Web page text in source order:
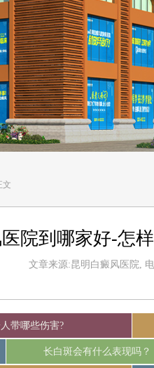
文
院到哪家好-怎
文章来源:昆明白癜风医院,
带哪些伤害?
长白斑会有什么表现吗？